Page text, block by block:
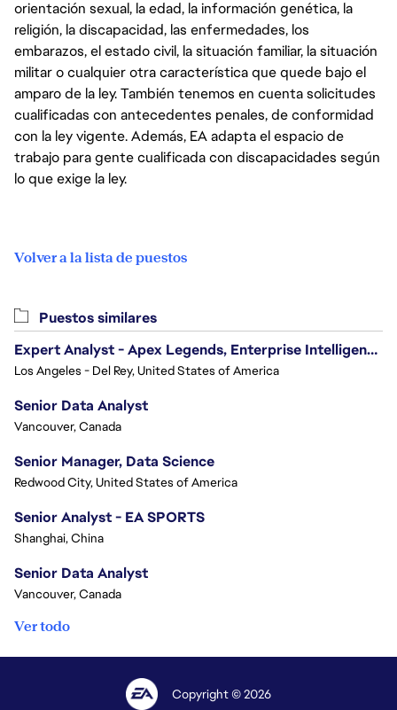
orientación sexual, la edad, la información genética, la
religión, la discapacidad, las enfermedades, los
embarazos, el estado civil, la situación familiar, la situación
militar o cualquier otra característica que quede bajo el
amparo de la ley. También tenemos en cuenta solicitudes
cualificadas con antecedentes penales, de conformidad
con la ley vigente. Además, EA adapta el espacio de
trabajo para gente cualificada con discapacidades según
lo que exige la ley.
Volver a la lista de puestos
Puestos similares
Expert Analyst - Apex Legends, Enterprise Intelligence (EI)
Los Angeles - Del Rey, United States of America
Senior Data Analyst
Vancouver, Canada
Senior Manager, Data Science
Redwood City, United States of America
Senior Analyst - EA SPORTS
Shanghai, China
Senior Data Analyst
Vancouver, Canada
Ver todo
Copyright © 2026